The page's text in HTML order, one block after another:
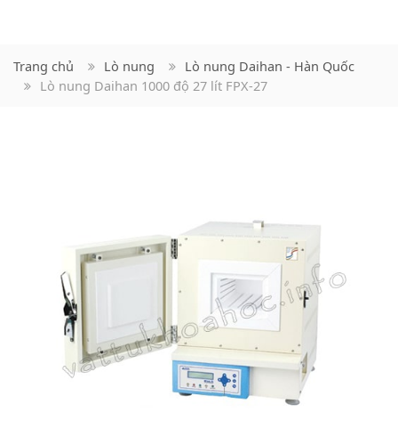
Trang chủ Lò nung
Lò nung Daihan - Hàn Quốc
Lò nung Daihan 1000 độ 27 lít FPX-27